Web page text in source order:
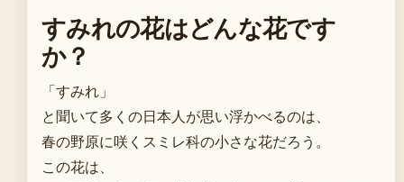
すみれの花はどんな花です
か？
「すみれ」
と聞いて多くの日本人が思い浮かべるのは、
春の野原に咲くスミレ科の小さな花だろう。
この花は、